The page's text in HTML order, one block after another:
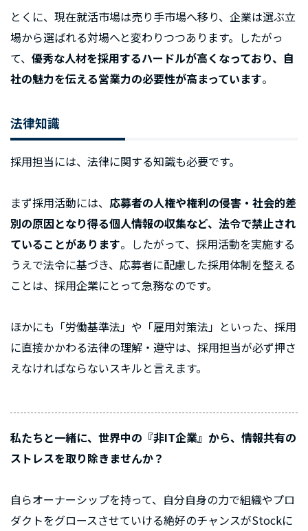
とくに、現在就活市場は売り手市場へ移り、企業は選ぶ立
場から選ばれる対場へと変わりつつあります。したがっ
て、 優秀な人材を採用するハードルが高くなっており、自
社の魅力を伝える営業力の必要性が高まっています。
法律知識
採用担当には、法律に関する知識も必要です。
まず採用活動には、 応募者の人権や権利の侵害・社会的差
別の原因となり得る個人情報の収集など、法令で禁止され
ていることがあります。したがって、採用活動を実施する
うえで法令に基づき、応募者に配慮した採用体制を整える
ことは、採用企業にとって急務なのです。
ほかにも「労働基準法」や「雇用対策法」といった、採用
に直接かかわる法律の理解・遵守は、採用担当が必ず押さ
えなければならないスキルと言えます。
私たちと一緒に、世界中の『非IT企業』から、情報共有の
ストレスを取り除きませんか？
自らオーナーシップを持って、自分自身の力で組織やプロ
ダクトをグロースさせていける絶好のチャンスがStockに